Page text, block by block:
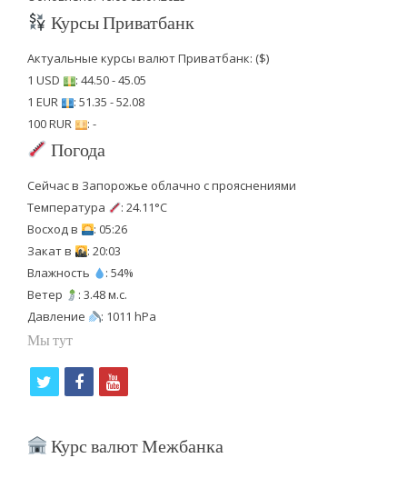
Курсы Приватбанк
Актуальные курсы валют Приватбанк: ($)
1 USD
: 44.50 - 45.05
1 EUR
: 51.35 - 52.08
100 RUR
: -
Погода
Сейчас в Запорожье облачно с прояснениями
Температура
: 24.11°C
Восход в
: 05:26
Закат в
: 20:03
Влажность
: 54%
Ветер
: 3.48 м.с.
Давление
: 1011 hPa
Мы тут
i
f
c
y
u
Курс валют Межбанка